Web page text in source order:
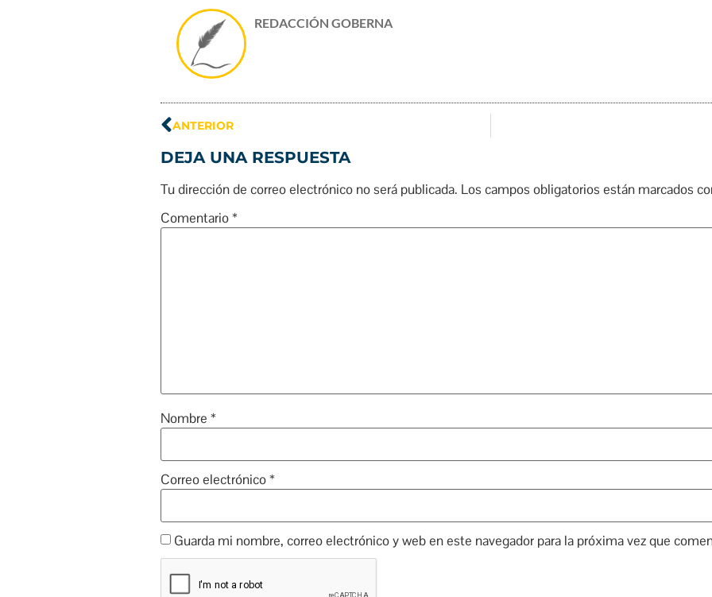
REDACCIÓN GOBERNA
ANTERIOR
DEJA UNA RESPUESTA
Tu dirección de correo electrónico no será publicada. Los campos obligatorios están marcados
Comentario*
Nombre *
Correo electrónico*
Guarda mi nombre, correo electrónico y web en este navegador para la próxima vez que